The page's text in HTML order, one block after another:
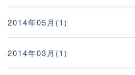
2014年05月(1)
2014年03月(1)